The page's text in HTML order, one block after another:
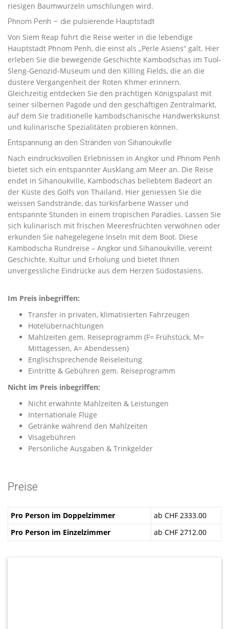
riesigen Baumwurzeln umschlungen wird.
Phnom Penh – die pulsierende Hauptstadt
Von Siem Reap führt die Reise weiter in die lebendige
Hauptstadt Phnom Penh, die einst als „Perle Asiens“ galt. Hier
erleben Sie die bewegende Geschichte Kambodschas im Tuol-
Sleng-Genozid-Museum und den Killing Fields, die an die
düstere Vergangenheit der Roten Khmer erinnern.
Gleichzeitig entdecken Sie den prächtigen Königspalast mit
seiner silbernen Pagode und den geschäftigen Zentralmarkt,
auf dem Sie traditionelle kambodschanische Handwerkskunst
und kulinarische Spezialitäten probieren können.
Entspannung an den Stränden von Sihanoukville
Nach eindrucksvollen Erlebnissen in Angkor und Phnom Penh
bietet sich ein entspannter Ausklang am Meer an. Die Reise
endet in Sihanoukville, Kambodschas beliebtem Badeort an
der Küste des Golfs von Thailand. Hier geniessen Sie die
weissen Sandstrände, das türkisfarbene Wasser und
entspannte Stunden in einem tropischen Paradies. Lassen Sie
sich kulinarisch mit frischen Meeresfrüchten verwöhnen oder
erkunden Sie nahegelegene Inseln mit dem Boot. Diese
Kambodscha Rundreise – Angkor und Sihanoukville, vereint
Geschichte, Kultur und Erholung und bietet Ihnen
unvergessliche Eindrücke aus dem Herzen Südostasiens.
Im Preis inbegriffen:
Transfer in privaten, klimatisierten Fahrzeugen
Hotelübernachtungen
Mahlzeiten gem. Reiseprogramm (F= Frühstück, M=
Mittagessen, A= Abendessen)
Englischsprechende Reiseleitung
Eintritte & Gebühren gem. Reiseprogramm
Nicht im Preis inbegriffen:
Nicht erwähnte Mahlzeiten & Leistungen
Internationale Flüge
Getränke während den Mahlzeiten
Visagebühren
Persönliche Ausgaben & Trinkgelder
Preise
Pro Person im Doppelzimmer
ab CHF 2333.00
Pro Person im Einzelzimmer
ab CHF 2712.00